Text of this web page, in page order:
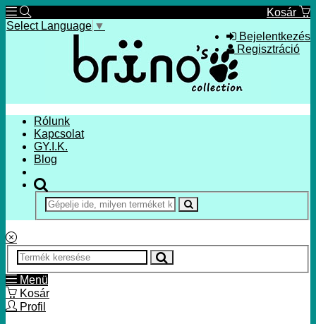
Kosár
Bejelentkezés
Regisztráció
Select Language ▼
Rólunk
Kapcsolat
GY.I.K.
Blog
Menü
Kosár
Profil